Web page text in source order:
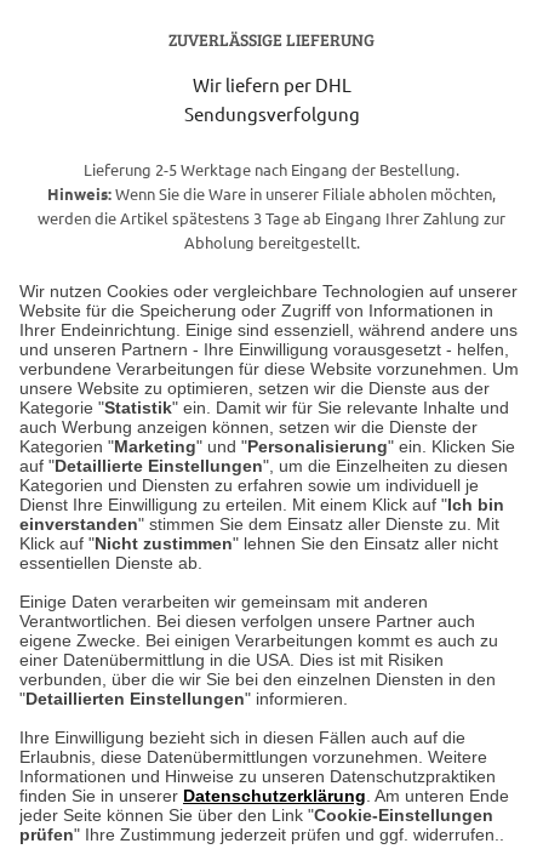
Wir nutzen Cookies oder vergleichbare Technologien auf unserer
Website für die Speicherung oder Zugriff von Informationen in
Ihrer Endeinrichtung. Einige sind essenziell, während andere uns
und unseren Partnern - Ihre Einwilligung vorausgesetzt - helfen,
verbundene Verarbeitungen für diese Website vorzunehmen. Um
unsere Website zu optimieren, setzen wir die Dienste aus der
Kategorie "Statistik" ein. Damit wir für Sie relevante Inhalte und
auch Werbung anzeigen können, setzen wir die Dienste der
Kategorien "Marketing" und "Personalisierung" ein. Klicken Sie
auf "Detaillierte Einstellungen", um die Einzelheiten zu diesen
Kategorien und Diensten zu erfahren sowie um individuell je
Dienst Ihre Einwilligung zu erteilen. Mit einem Klick auf "Ich bin
einverstanden" stimmen Sie dem Einsatz aller Dienste zu. Mit
Klick auf "Nicht zustimmen" lehnen Sie den Einsatz aller nicht
essentiellen Dienste ab.
Einige Daten verarbeiten wir gemeinsam mit anderen
Verantwortlichen. Bei diesen verfolgen unsere Partner auch
eigene Zwecke. Bei einigen Verarbeitungen kommt es auch zu
einer Datenübermittlung in die USA. Dies ist mit Risiken
verbunden, über die wir Sie bei den einzelnen Diensten in den
"Detaillierten Einstellungen" informieren.
Ihre Einwilligung bezieht sich in diesen Fällen auch auf die
Erlaubnis, diese Datenübermittlungen vorzunehmen. Weitere
Informationen und Hinweise zu unseren Datenschutzpraktiken
finden Sie in unserer Datenschutzerklärung . Am unteren Ende
jeder Seite können Sie über den Link "Cookie-Einstellungen
prüfen" Ihre Zustimmung jederzeit prüfen und ggf. widerrufen..
ZUVERLÄSSIGE LIEFERUNG
Wir liefern per DHL
Sendungsverfolgung
Lieferung 2-5 Werktage nach Eingang der Bestellung.
Hinweis:Wenn Sie die Ware in unserer Filiale abholen möchten,
werden die Artikel spätestens 3 Tage ab Eingang Ihrer Zahlung zur
Abholung bereitgestellt.
Unser Geschäft in Meckenheim
Auf dem Steinbüchel 6
53340 Meckenheim
Montag bis Samstag 9:00 Uhr bis 18:00 Uhr
weitere Information
Hier finden Sie uns im Netz
Kontakt
Umwelt und Entsorgung
Zur Echtheit von Bewertungen
Hinweisgeber-Schutzgesetz
Barrierefreiheit unserer Website
Cookie-Einstellungen in Ihrem Browser
ACHTUNG!
Ihr Browser speichert aktuell keine Cookies!
Leider können Sie in diesem Fall unseren Online-Shop